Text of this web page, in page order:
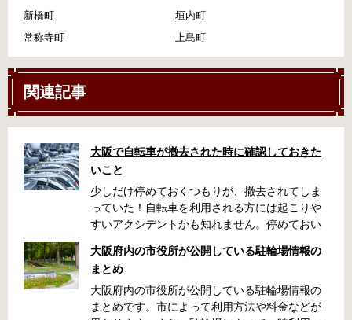
新橋町
垣内町
常称寺町
上島町
関連記事
大阪で自転車が撤去された時に確認しておきた
いこと
少しだけ停めておくつもりが、撤去されてしま
っていた！自転車を利用される方には起こりや
すいアクシデントかも知れません。停めておい
い、なんてことになってしまうかも知れませ
ん。そんな時に役立つ情報をまとめました。事
前に確認しておきましょう。 守口市で撤去され
た場合 放置自転車大日保管所 住所 守口市大日
大阪府内の市役所が公開している駐輪場情報の
まとめ
大阪府内の市役所が公開している駐輪場情報の
まとめです。市によって利用方法や料金などが